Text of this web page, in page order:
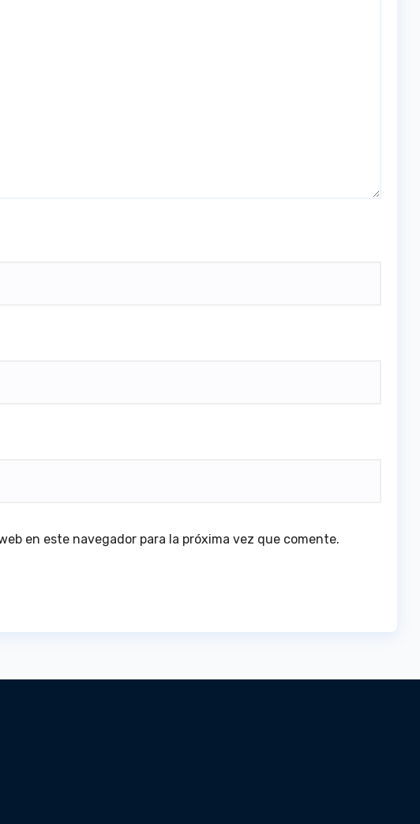
en este navegador para la próxima vez que comente.